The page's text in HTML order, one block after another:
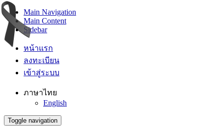
Main Navigation
Main Content
Sidebar
หน้าแรก
ลงทะเบียน
เข้าสู่ระบบ
ภาษาไทย
English
Toggle navigation